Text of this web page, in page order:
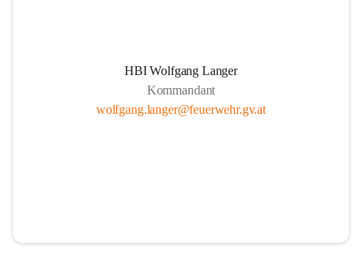
HBI Wolfgang Langer
Kommandant
wolfgang.langer@feuerwehr.gv.at